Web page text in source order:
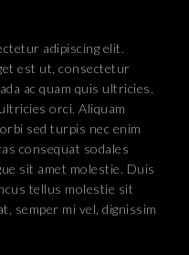
adipiscing elit.
est ut, consectetur
ac quam quis ultricies.
orci. Aliquam
sed turpis nec enim
consequat sodales
sit amet molestie. Duis
tellus molestie sit
semper mi vel, dignissim